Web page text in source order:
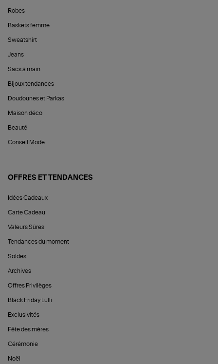
Robes
Baskets femme
Sweatshirt
Jeans
Sacs à main
Bijoux tendances
Doudounes et Parkas
Maison déco
Beauté
Conseil Mode
OFFRES ET TENDANCES
Idées Cadeaux
Carte Cadeau
Valeurs Sûres
Tendances du moment
Soldes
Archives
Offres Privilèges
Black Friday Lulli
Exclusivités
Fête des mères
Cérémonie
Noël